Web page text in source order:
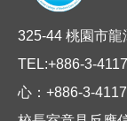
325-44 桃園市
TEL:+886-3-
心：+886-3-